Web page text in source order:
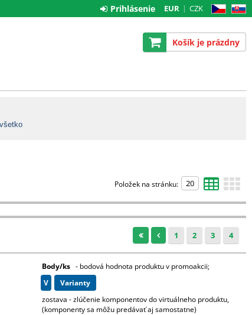
CZ SK
EUR CZK
Prihlásenie
Košík je prázdny
všetko
Položek na stránku:
1 2 3 4
Body/ks - bodová hodnota produktu v promoakcii;
v
varianty
zostava - zlúčenie komponentov do virtuálneho produktu,
(komponenty sa môžu predávať aj samostatne)